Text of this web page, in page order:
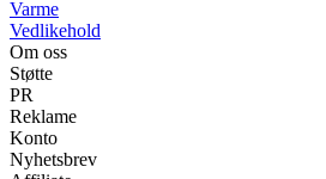
Varme
Vedlikehold
Om oss
Støtte
PR
Reklame
Konto
Nyhetsbrev